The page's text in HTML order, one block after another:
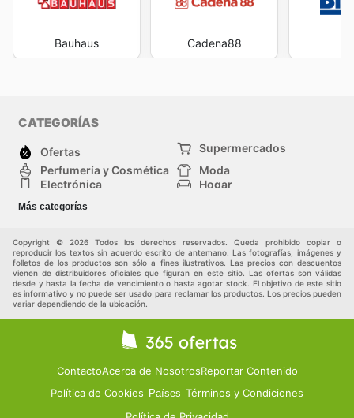
Bauhaus Cadena88
CATEGORÍAS
Ofertas
Supermercados
Perfumería y Cosmética
Moda
Electrónica
Hogar
Deporte
Juguetes y bebés
Más categorías
Copyright © 2026 Todos los derechos reservados. Queda prohibido copiar o
reproducir los textos sin acuerdo escrito de antemano. Las fotografías, imágenes y
folletos de los productos son sólo a fines ilustrativos. Las precios con descuentos
vienen de distribuidores oficiales que figuran en este sitio. Las ofertas son válidas
desde y hasta la fecha de vencimiento o hasta agotar stock. El objetivo de este sitio
es informativo y no puede ser usado para reclamar los productos. Los precios pueden
variar dependiendo de la ubicación.
ContactoAcerca de NosotrosReportar Contenido
Política de Cookies Países Términos y Condiciones